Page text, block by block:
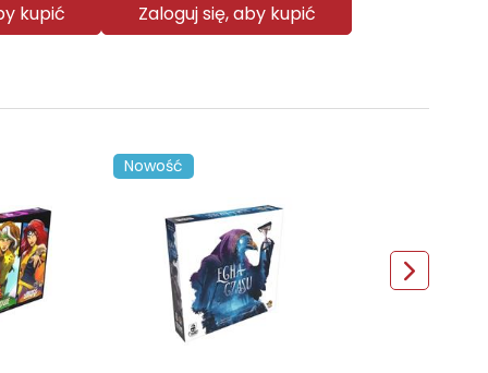
kupić Zaloguj się, aby kupić
Nowość